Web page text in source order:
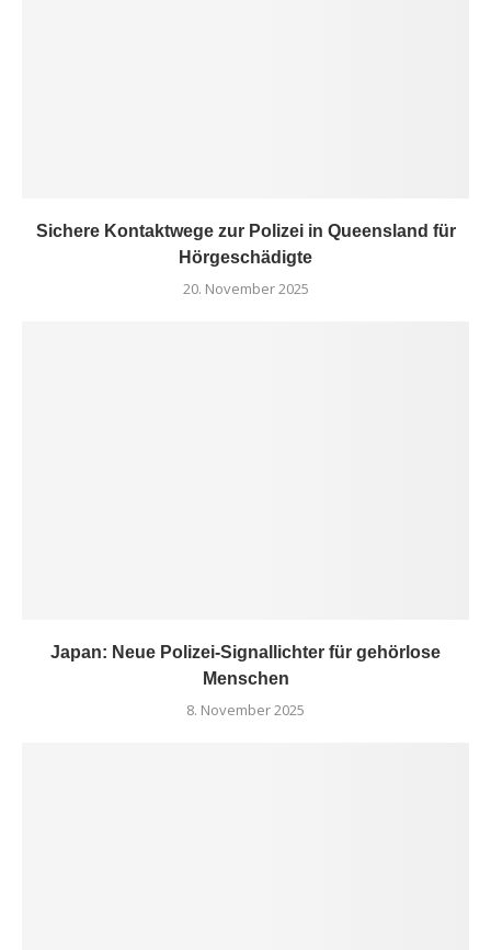
Sichere Kontaktwege zur Polizei in Queensland für
Hörgeschädigte
20. November 2025
Japan: Neue Polizei-Signallichter für gehörlose
Menschen
8. November 2025